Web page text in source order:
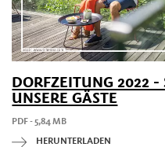
DORFZEITUNG 2022 -
UNSERE GÄSTE
PDF - 5,84 MB
HERUNTERLADEN